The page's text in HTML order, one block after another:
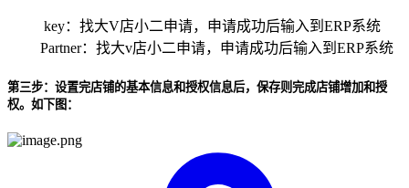
key：找大V店小二申请，申请成功后输入到ERP系统
Partner：找大v店小二申请，申请成功后输入到ERP系统
第三步：设置完店铺的基本信息和授权信息后，保存则完成店铺增加和授
权。如下图：